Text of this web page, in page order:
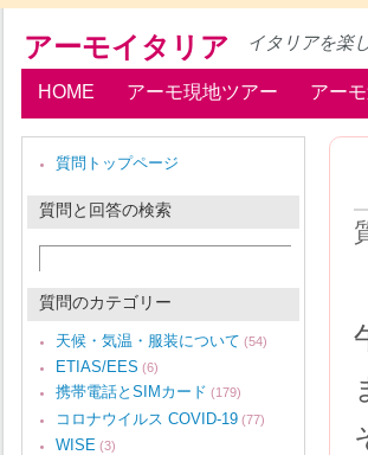
アーモイタリア イタリアを楽
HOME アーモ現地ツアー アー
質問トップページ
質問と回答の検索
質問のカテゴリー
天候・気温・服装について (54)
ETIAS/EES (6)
携帯電話とSIMカード (179)
コロナウイルス COVID-19 (77)
WISE (3)